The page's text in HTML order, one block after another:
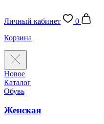
Личный кабинет
0
Корзина
Новое
Каталог
Обувь
Женская